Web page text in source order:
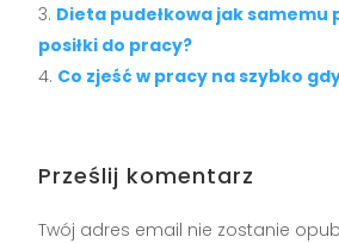
Dieta pudełkowa jak samemu
posiłki do pracy?
Co zjeść w pracy na szybko
Prześlij komentarz
Twój adres email nie zostanie